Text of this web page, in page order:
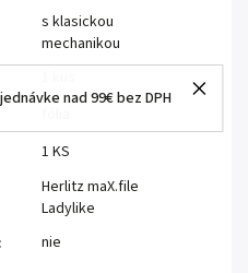
nad 99€ bez DPH
s klasickou
mechanikou
1 KS
Herlitz maX.file
Ladylike
:
nie